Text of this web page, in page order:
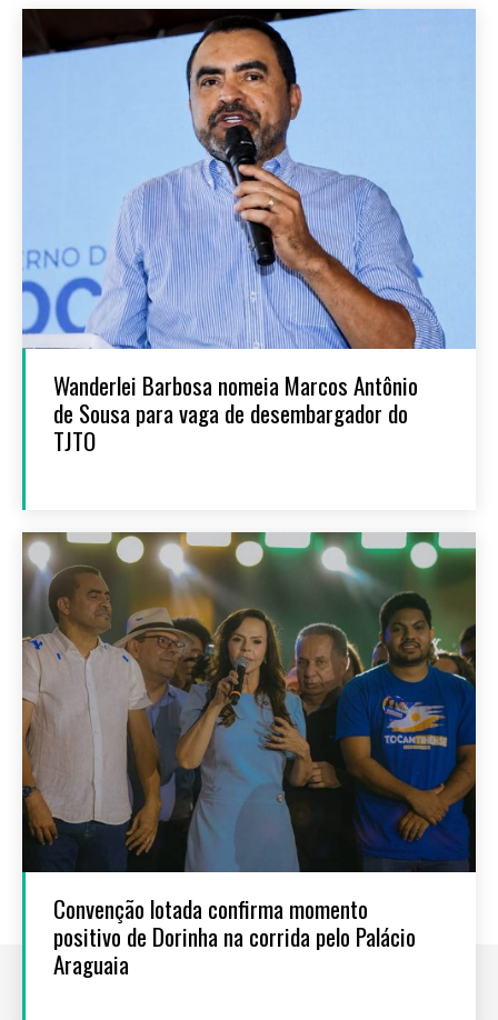
Wanderlei Barbosa nomeia Marcos Antônio
de Sousa para vaga de desembargador do
TJTO
Convenção lotada confirma momento
positivo de Dorinha na corrida pelo Palácio
Araguaia